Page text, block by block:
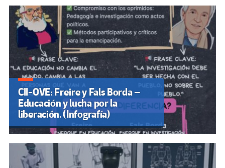
CII-OVE: Freire y Fals Borda –
Educación y lucha por la
liberación. (Infografía)